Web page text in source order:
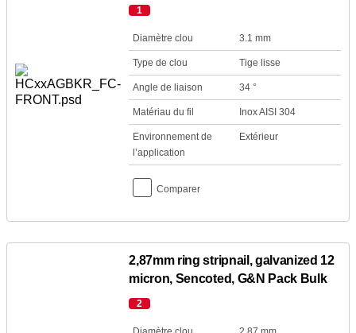
1
Diamètre clou 3.1 mm
Type de clou Tige lisse
Angle de liaison 34 °
Matériau du fil Inox AISI 304
Environnement de
l’application
Extérieur
Comparer
2,87mm ring stripnail, galvanized 12
micron, Sencoted, G&N Pack Bulk
2